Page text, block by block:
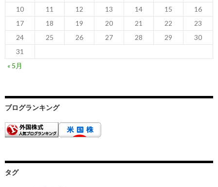
10
11 12 13 14 15
16
17
18 19 20 21 22
23
24
25 26 27 28 29
30
31
« 5月
ブログランキング
タグ